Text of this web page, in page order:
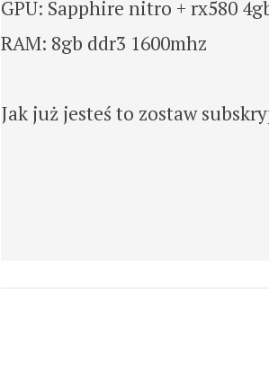
GPU: Sapphire nitro + rx580
RAM: 8gb ddr3 1600mhz
Jak już jesteś to zostaw